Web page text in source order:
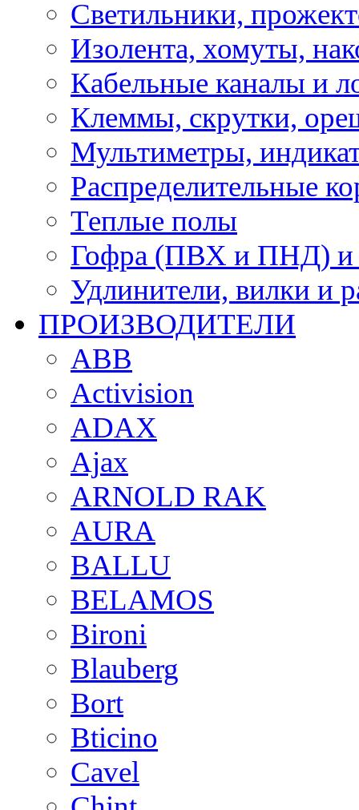
Светильники,
Изолента, хомуты,
Кабельные каналы и
Клеммы, скрутки,
Мультиметры,
Распределительные
Теплые полы
Гофра (ПВХ и ПНД) и
Удлинители, вилки и
ПРОИЗВОДИТЕЛИ
ABB
Activision
ADAX
Ajax
ARNOLD RAK
AURA
BALLU
BELAMOS
Bironi
Blauberg
Bort
Bticino
Cavel